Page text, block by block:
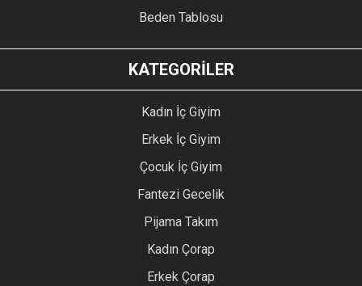
Beden Tablosu
KATEGORİLER
Kadın İç Giyim
Erkek İç Giyim
Çocuk İç Giyim
Fantezi Gecelik
Pijama Takım
Kadın Çorap
Erkek Çorap